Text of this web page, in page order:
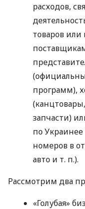
расходов,
товаров
программ),
запчасти)
по
номеров в
авто и т. п.).
Рассмотрим два
«Голубая»